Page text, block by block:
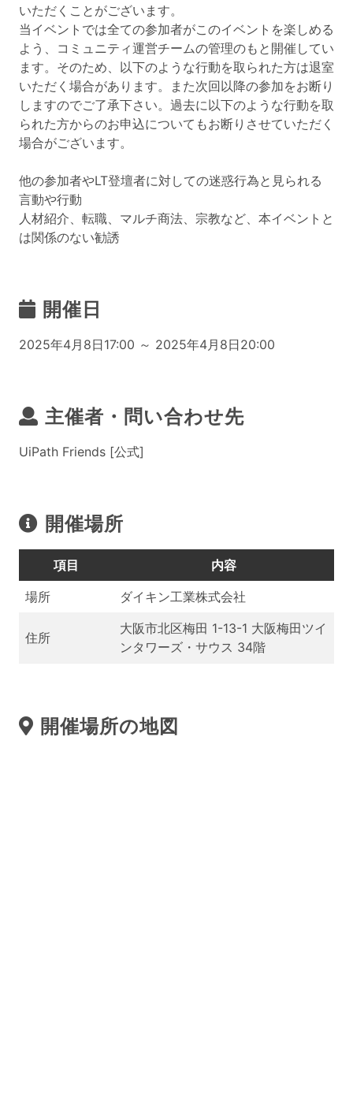
いただくことがございます。
当イベントでは全ての参加者がこのイベントを楽しめる
よう、コミュニティ運営チームの管理のもと開催してい
ます。そのため、以下のような行動を取られた方は退室
いただく場合があります。また次回以降の参加をお断り
しますのでご了承下さい。過去に以下のような行動を取
られた方からのお申込についてもお断りさせていただく
場合がございます。
他の参加者やLT登壇者に対しての迷惑行為と見られる
言動や行動
人材紹介、転職、マルチ商法、宗教など、本イベントと
は関係のない勧誘
開催日
2025年4月8日17:00 ～ 2025年4月8日20:00
主催者・問い合わせ先
UiPath Friends [公式]
開催場所
項目
内容
場所
ダイキン工業株式会社
住所
大阪市北区梅田 1-13-1 大阪梅田ツイ
ンタワーズ・サウス 34階
開催場所の地図